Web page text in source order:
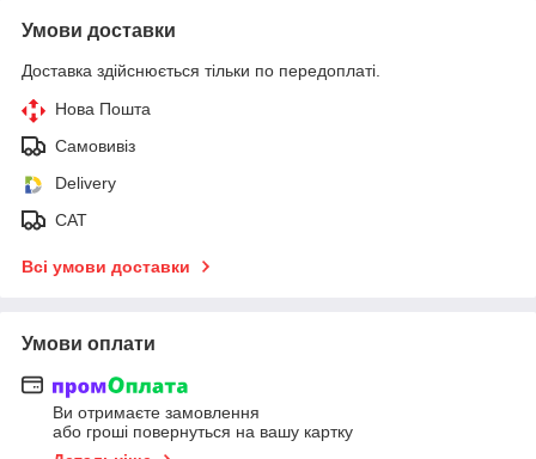
Умови доставки
Доставка здійснюється тільки по передоплаті.
Нова Пошта
Самовивіз
Delivery
САТ
Всі умови доставки
Умови оплати
Ви отримаєте замовлення
або гроші повернуться на вашу картку